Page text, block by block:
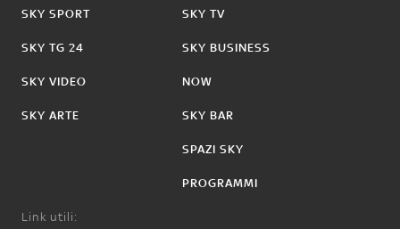
SKY SPORT
SKY TG 24
SKY VIDEO
SKY ARTE
SKY TV
SKY BUSINESS
NOW
SKY BAR
SPAZI SKY
PROGRAMMI
Link utili: